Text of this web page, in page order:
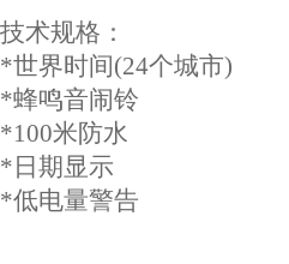
技术规格：
*世界时间(24个城市)
*蜂鸣音闹铃
*100米防水
*日期显示
*低电量警告